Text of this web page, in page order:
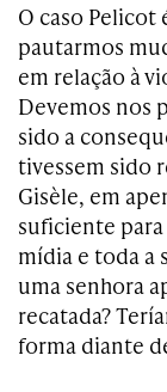
O caso Pelicot
pautarmos
em relação à
Devemos nos
sido a
tivessem sido
Gisèle, em
suficiente
mídia e toda a
uma senhora
recatada?
forma diante